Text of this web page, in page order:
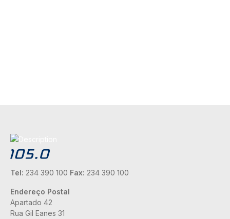
Tel: 234 390 100 Fax: 234 390 100
Endereço Postal
Apartado 42
Rua Gil Eanes 31